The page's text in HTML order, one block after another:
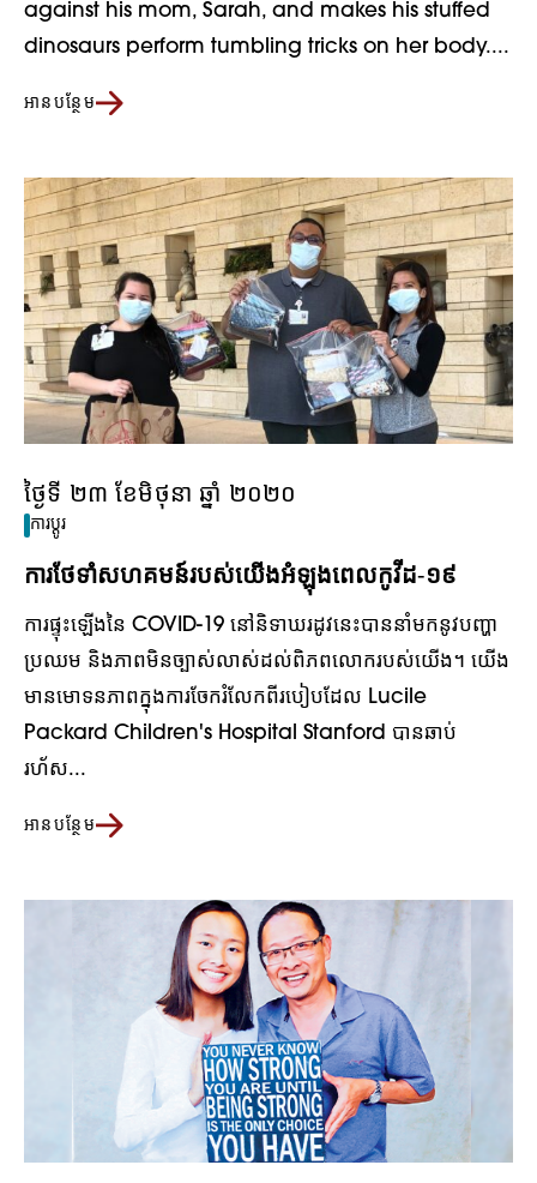
against his mom, Sarah, and makes his stuffed
dinosaurs perform tumbling tricks on her body....
អានបន្ថែម
ថ្ងៃទី ២៣ ខែមិថុនា ឆ្នាំ ២០២០
ការប្តូរ
ការ​ថែទាំ​សហគមន៍​របស់​យើង​អំឡុង​ពេល​កូវីដ-១៩
ការផ្ទុះឡើងនៃ COVID-19 នៅនិទាឃរដូវនេះបាននាំមកនូវបញ្ហា
ប្រឈម និងភាពមិនច្បាស់លាស់ដល់ពិភពលោករបស់យើង។ យើង
មានមោទនភាពក្នុងការចែករំលែកពីរបៀបដែល Lucile
Packard Children's Hospital Stanford បានឆាប់
រហ័ស...
អានបន្ថែម